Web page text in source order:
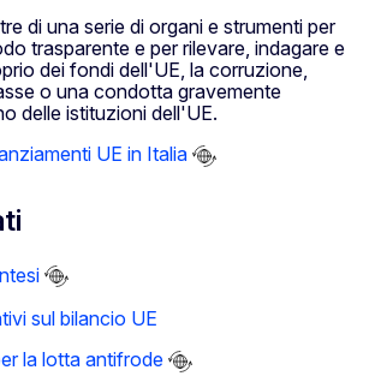
di una serie di organi e strumenti per
trasparente e per rilevare, indagare e
dei fondi dell'UE, la corruzione,
o una condotta gravemente
delle istituzioni dell'UE.
UE in Italia
sul bilancio UE
la lotta antifrode